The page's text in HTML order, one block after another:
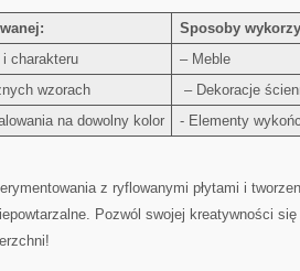
Sposoby
charakteru
– Meble
wzorach
– Dekoracje
na dowolny kolor
‌-​ Elementy
z ryflowanymi płytami‍ i
Pozwól swojej kreatywności